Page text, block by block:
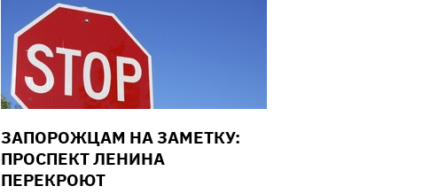
ЗАПОРОЖЦАМ НА ЗАМЕТКУ:
ПРОСПЕКТ ЛЕНИНА
ПЕРЕКРОЮТ